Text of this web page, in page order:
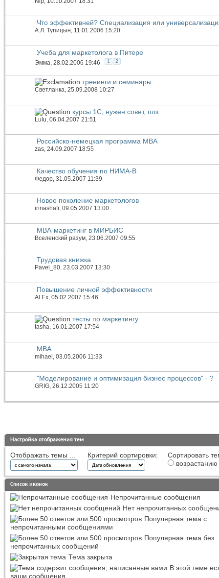
Что эффективней? Специализация или
А.Л. Тупицын, 11.01.2006 15:20
Учеба для маркетолога в Питере
Эмма, 28.02.2006 19:46 1 2
тренинги и семинары
Светланка, 25.09.2008 10:27
курсы 1С, нужен совет, плз
Lulu, 06.04.2007 21:51
Российско-немецкая программа MBA
zas, 24.09.2007 18:55
Качество обучения по НИМА-В
Федор , 31.05.2007 11:39
Новое поколение маркетологов
irinashafr, 09.05.2007 13:00
МВА-маркетинг в МИРБИС
Вселенский разум , 23.06.2007 09:55
Трудовая книжка
Pavel_80, 23.03.2007 13:30
Повышение личной эффективности
Al Ex , 05.02.2007 15:46
тесты по маркетингу
tasha, 16.01.2007 17:54
МВА
mihael , 03.05.2006 11:33
"Моделирование и оптимизация бизнес процессов" - ?
GRIG, 26.12.2005 11:20
Настройка отображения тем
Отображать темы ... Критерий сортировки:
Сортировать
возрастанию
Список иконок
Непрочитанные сообщения
Нет непрочитанных
Популярная тема с
непрочитанными сообщениями
Популярная тема без
непрочитанных сообщений
Тема закрыта
В этой теме
ваши сообщения